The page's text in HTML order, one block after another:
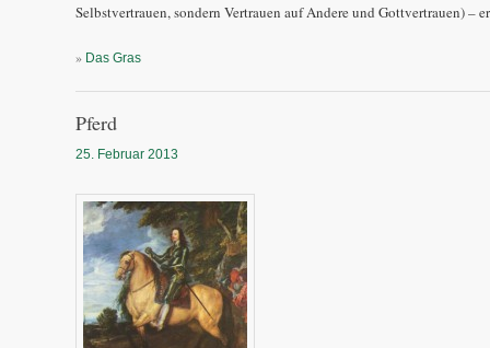
Selbstvertrauen, sondern Vertrauen auf Andere und Gottvertrauen) –
» Das Gras
Pferd
25. Februar 2013